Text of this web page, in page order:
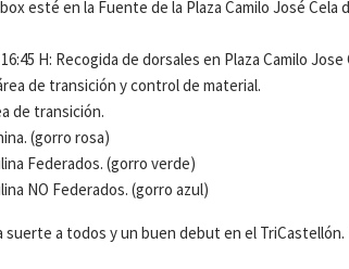
esté en la Fuente de la Plaza Camilo José
16:45 H: Recogida de dorsales en Plaza Camilo Jose
de transición y control de material.
de transición.
(gorro rosa)
Federados. (gorro verde)
NO Federados. (gorro azul)
suerte a todos y un buen debut en el